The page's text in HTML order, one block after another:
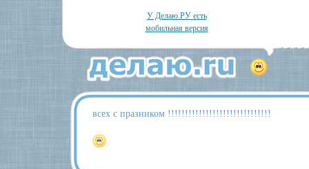
У Делаю.РУ есть
мобильная версия
всех с празником !!!!!!!!!!!!!!!!!!!!!!!!!!!!!!